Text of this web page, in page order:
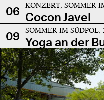
06 KONZERT, SOMMER
Cocon Javel
09
SOMMER IM
Yoga an der